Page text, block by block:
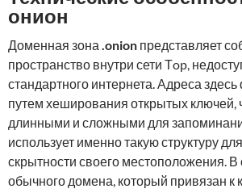
онион
Доменная зона .onion представляет
пространство внутри сети Тop,
стандартного интернета. Адреса
путем хеширования открытых ключей,
длинными и сложными для
использует именно такую структуру
скрытности своего местоположения. В
обычного домена, который привязан к